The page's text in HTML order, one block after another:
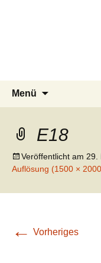
Tier Natur
Menü
E18
Veröffentlicht am 29.
Auflösung (1500 ×
← Vorheriges